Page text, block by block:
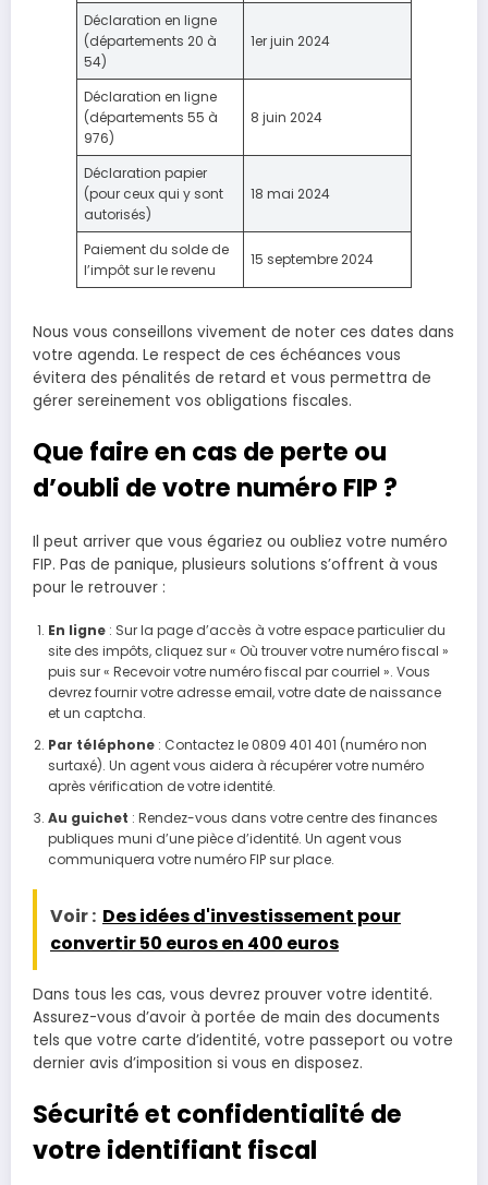
Déclaration en ligne
(départements 20 à
54)
1er juin 2024
Déclaration en ligne
(départements 55 à
976)
8 juin 2024
Déclaration papier
(pour ceux qui y sont
autorisés)
18 mai 2024
Paiement du solde de
l’impôt sur le revenu
15 septembre 2024
Nous vous conseillons vivement de noter ces dates dans
votre agenda. Le respect de ces échéances vous
évitera des pénalités de retard et vous permettra de
gérer sereinement vos obligations fiscales.
Que faire en cas de perte ou
d’oubli de votre numéro FIP ?
Il peut arriver que vous égariez ou oubliez votre numéro
FIP. Pas de panique, plusieurs solutions s’offrent à vous
pour le retrouver :
En ligne: Sur la page d’accès à votre espace particulier du
site des impôts, cliquez sur « Où trouver votre numéro fiscal »
puis sur « Recevoir votre numéro fiscal par courriel ». Vous
devrez fournir votre adresse email, votre date de naissance
et un captcha.
Par téléphone: Contactez le 0809 401 401 (numéro non
surtaxé). Un agent vous aidera à récupérer votre numéro
après vérification de votre identité.
Au guichet : Rendez-vous dans votre centre des finances
publiques muni d’une pièce d’identité. Un agent vous
communiquera votre numéro FIP sur place.
Voir : Des idées d'investissement pour
convertir 50 euros en 400 euros
Dans tous les cas, vous devrez prouver votre identité.
Assurez-vous d’avoir à portée de main des documents
tels que votre carte d’identité, votre passeport ou votre
dernier avis d’imposition si vous en disposez.
Sécurité et confidentialité de
votre identifiant fiscal